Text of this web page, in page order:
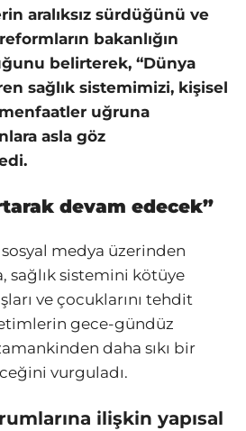
aralıksız sürdüğünü ve
bakanlığın
belirterek, “Dünya
sağlık sistemimizi, kişisel
uğruna
asla göz
devam edecek”
medya üzerinden
sağlık sistemini kötüye
ve çocuklarını tehdit
gece-gündüz
daha sıkı bir
vurguladı.
ilişkin yapısal